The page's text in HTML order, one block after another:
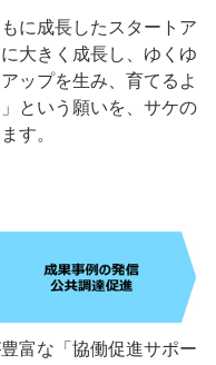
に成長したスタートア
大きく成長し、ゆくゆ
ップを生み、育てるよ
という願いを、サケの
す。
富な「協働促進サポー